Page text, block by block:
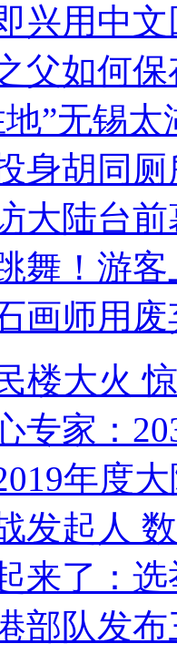
兴用中
父如何
”无锡
身胡同
大陆台
舞！游客
画师用
楼大火
专家：
年度
发起人
来了：
部队发